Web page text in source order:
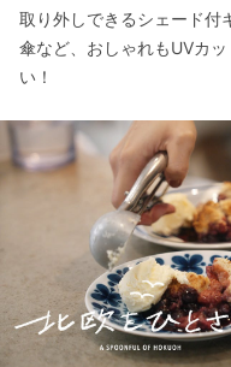
取り外しできるシェード付
傘など、おしゃれもUVカ
い！